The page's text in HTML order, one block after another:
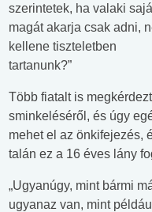
szerintetek, ha valaki
magát akarja csak adni,
kellene tiszteletben
tartanunk?”
Több fiatalt is
sminkeléséről, és úgy
mehet el az önkifejezés,
talán ez a 16 éves lány
„Ugyanúgy, mint bármi
ugyanaz van, mint